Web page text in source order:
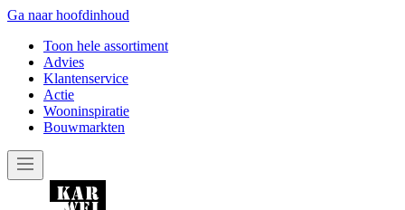
Ga naar hoofdinhoud
Toon hele assortiment
Advies
Klantenservice
Actie
Wooninspiratie
Bouwmarkten